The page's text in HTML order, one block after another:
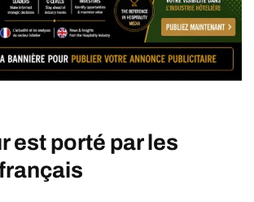
est porté par les